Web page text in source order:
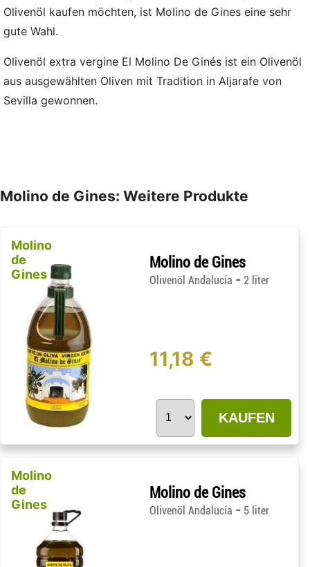
Olivenöl kaufen möchten, ist Molino de Gines eine sehr
gute Wahl.
Olivenöl extra vergine El Molino De Ginés ist ein Olivenöl
aus ausgewählten Oliven mit Tradition in Aljarafe von
Sevilla gewonnen.
Molino de Gines: Weitere Produkte
Molino
de
Gines
Molino de Gines
Olivenöl Andalucía - 2 liter
11,18 €
KAUFEN
Molino
de
Gines
Molino de Gines
Olivenöl Andalucía - 5 liter